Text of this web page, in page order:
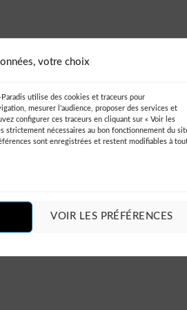
votre choix
utilise des cookies et traceurs pour
mesurer l’audience, proposer des services et
configurer ces traceurs en cliquant sur « Voir les
strictement nécessaires au bon fonctionnement du
sont enregistrées et restent modifiables à
VOIR LES PRÉFÉRENCES